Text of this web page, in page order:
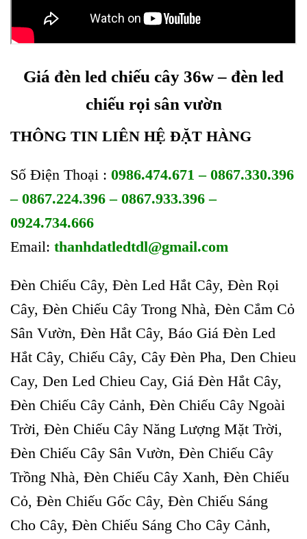
Giá đèn led chiếu cây 36w – đèn led
chiếu rọi sân vườn
THÔNG TIN LIÊN HỆ ĐẶT HÀNG
Số Điện Thoại : 0986.474.671 – 0867.330.396
– 0867.224.396 – 0867.933.396 –
0924.734.666
Email: thanhdatledtdl@gmail.com
Đèn Chiếu Cây, Đèn Led Hắt Cây, Đèn Rọi
Cây, Đèn Chiếu Cây Trong Nhà, Đèn Cắm Cỏ
Sân Vườn, Đèn Hắt Cây, Báo Giá Đèn Led
Hắt Cây, Chiếu Cây, Cây Đèn Pha, Den Chieu
Cay, Den Led Chieu Cay, Giá Đèn Hắt Cây,
Đèn Chiếu Cây Cảnh, Đèn Chiếu Cây Ngoài
Trời, Đèn Chiếu Cây Năng Lượng Mặt Trời,
Đèn Chiếu Cây Sân Vườn, Đèn Chiếu Cây
Trồng Nhà, Đèn Chiếu Cây Xanh, Đèn Chiếu
Cỏ, Đèn Chiếu Gốc Cây, Đèn Chiếu Sáng
Cho Cây, Đèn Chiếu Sáng Cho Cây Cảnh,